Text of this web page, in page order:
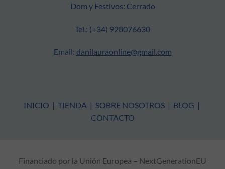
Dom y Festivos: Cerrado
Tel.: (+34) 928076630
Email: danilauraonline@gmail.com
INICIO | TIENDA | SOBRE NOSOTROS | BLOG |
CONTACTO
Financiado por la Unión Europea – NextGenerationEU